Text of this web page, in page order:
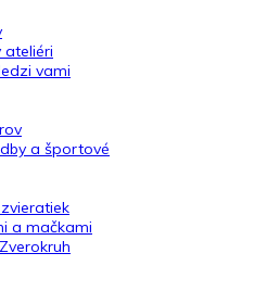
ateliéri
vami
a športové
a mačkami